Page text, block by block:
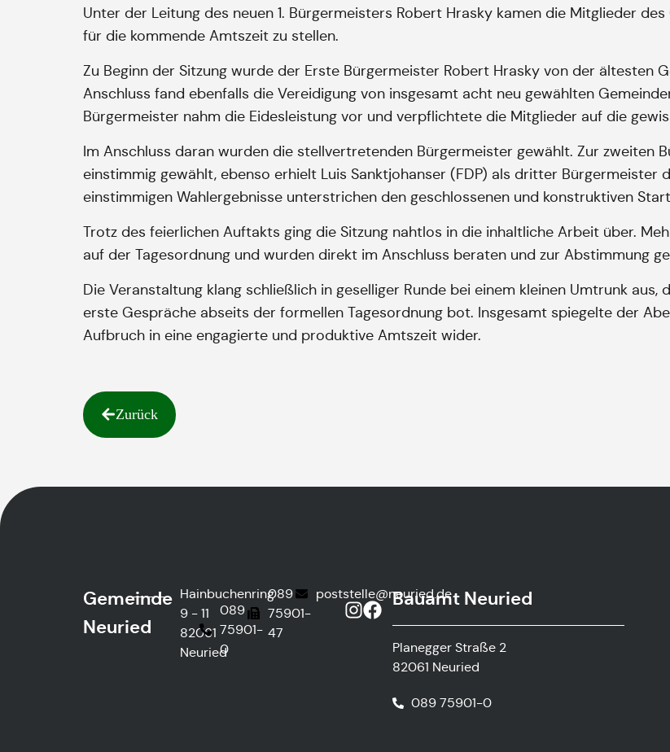
Unter der Leitung des neuen 1. Bürgermeisters Robert Hrasky kamen die Mitglieder
für die kommende Amtszeit zu stellen.
Zu Beginn der Sitzung wurde der Erste Bürgermeister Robert Hrasky von der ältesten
Anschluss fand ebenfalls die Vereidigung von insgesamt acht neu gewählten
Bürgermeister nahm die Eidesleistung vor und verpflichtete die Mitglieder auf die
Im Anschluss daran wurden die stellvertretenden Bürgermeister gewählt. Zur zweiten
einstimmig gewählt, ebenso erhielt Luis Sanktjohanser (FDP) als dritter Bürgermeister
einstimmigen Wahlergebnisse unterstrichen den geschlossenen und konstruktiven
Trotz des feierlichen Auftakts ging die Sitzung nahtlos in die inhaltliche Arbeit über.
auf der Tagesordnung und wurden direkt im Anschluss beraten und zur Abstimmung
Die Veranstaltung klang schließlich in geselliger Runde bei einem kleinen Umtrunk
erste Gespräche abseits der formellen Tagesordnung bot. Insgesamt spiegelte der
Aufbruch in eine engagierte und produktive Amtszeit wider.
Zurück
Gemeinde
Neuried
Hainbuchenring
9 - 11
82061
Neuried
089
75901-
0
089
75901-
47
poststelle@neuried.deBauamt Neuried
Planegger Straße 2
82061 Neuried
089 75901-0